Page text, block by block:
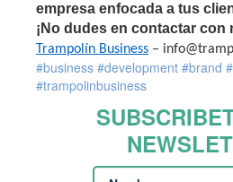
empresa enfocada a tus
¡No dudes en contactar con
Trampolín Business –
#business #development #brand
#trampolinbusiness